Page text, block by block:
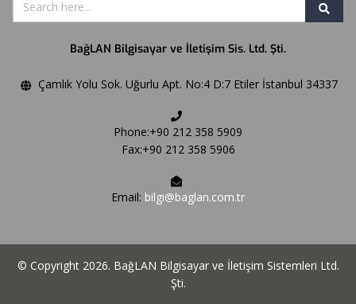
BağLAN Bilgisayar ve İletişim Sis. Ltd. Şti.
Çamlık Yolu Sok. Uğurlu Apt. No:4 D:7 Etiler İstanbul 34337
Phone:+90 212 358 5909
Fax:+90 212 358 5906
Email: bilgi@baglan.com.tr
© Copyright 2026. BağLAN Bilgisayar ve İletişim Sistemleri Ltd.
Şti.